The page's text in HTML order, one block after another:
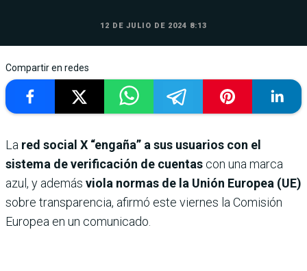
12 DE JULIO DE 2024 8:13
Compartir en redes
La red social X “engaña” a sus usuarios con el
sistema de verificación de cuentas con una marca
azul, y además viola normas de la Unión Europea (UE)
sobre transparencia, afirmó este viernes la Comisión
Europea en un comunicado.